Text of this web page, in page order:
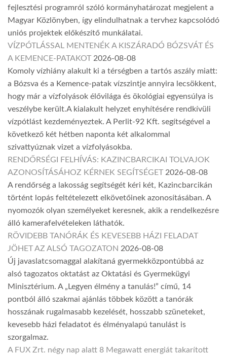
fejlesztési programról szóló kormányhatározat megjelent a
Magyar Közlönyben, így elindulhatnak a tervhez kapcsolódó
uniós projektek előkészítő munkálatai.
VÍZPÓTLÁSSAL MENTENÉK A KISZÁRADÓ BÓZSVÁT ÉS
A KEMENCE-PATAKOT 2026-08-08
Komoly vízhiány alakult ki a térségben a tartós aszály miatt:
a Bózsva és a Kemence-patak vízszintje annyira lecsökkent,
hogy már a vízfolyások élővilága és ökológiai egyensúlya is
veszélybe került.A kialakult helyzet enyhítésére rendkívüli
vízpótlást kezdeményeztek. A Perlit-92 Kft. segítségével a
következő két hétben naponta két alkalommal
szivattyúznak vizet a vízfolyásokba.
RENDŐRSÉGI FELHÍVÁS: KAZINCBARCIKAI TOLVAJOK
AZONOSÍTÁSÁHOZ KÉRNEK SEGÍTSÉGET 2026-08-08
A rendőrség a lakosság segítségét kéri két, Kazincbarcikán
történt lopás feltételezett elkövetőinek azonosításában. A
nyomozók olyan személyeket keresnek, akik a rendelkezésre
álló kamerafelvételeken láthatók.
RÖVIDEBB TANÓRÁK ÉS KEVESEBB HÁZI FELADAT
JÖHET AZ ALSÓ TAGOZATON 2026-08-08
Új javaslatcsomaggal alakítaná gyermekközpontúbbá az
alsó tagozatos oktatást az Oktatási és Gyermekügyi
Minisztérium. A „Legyen élmény a tanulás!” című, 14
pontból álló szakmai ajánlás többek között a tanórák
hosszának rugalmasabb kezelését, hosszabb szüneteket,
kevesebb házi feladatot és élményalapú tanulást is
szorgalmaz.
A FUX Zrt. négy nap alatt 8 Megawatt energiát takarított